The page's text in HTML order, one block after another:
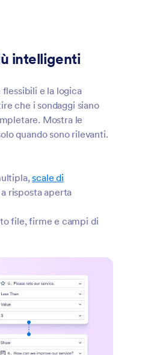
intelligenti
e la logica
che i sondaggi siano
Mostra le
quando sono rilevanti.
scale di
risposta aperta
file, firme e campi di